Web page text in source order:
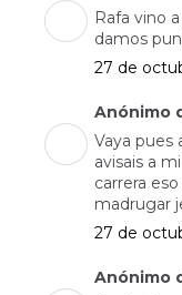
Rafa vino
damos
27 de
Anónimo
Vaya pues
avisais a
carrera
madrugar
27 de
Anónimo